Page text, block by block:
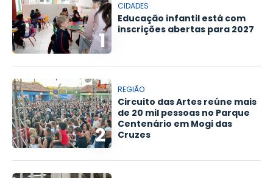
1
CIDADES
Educação infantil está com
inscrições abertas para 2027
2
REGIÃO
Circuito das Artes reúne mais
de 20 mil pessoas no Parque
Centenário em Mogi das
Cruzes